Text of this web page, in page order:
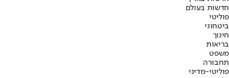
חדשות בעולם
פוליטי
ביטחוני
חינוך
בריאות
משפט
תחבורה
פוליטי-מדיני